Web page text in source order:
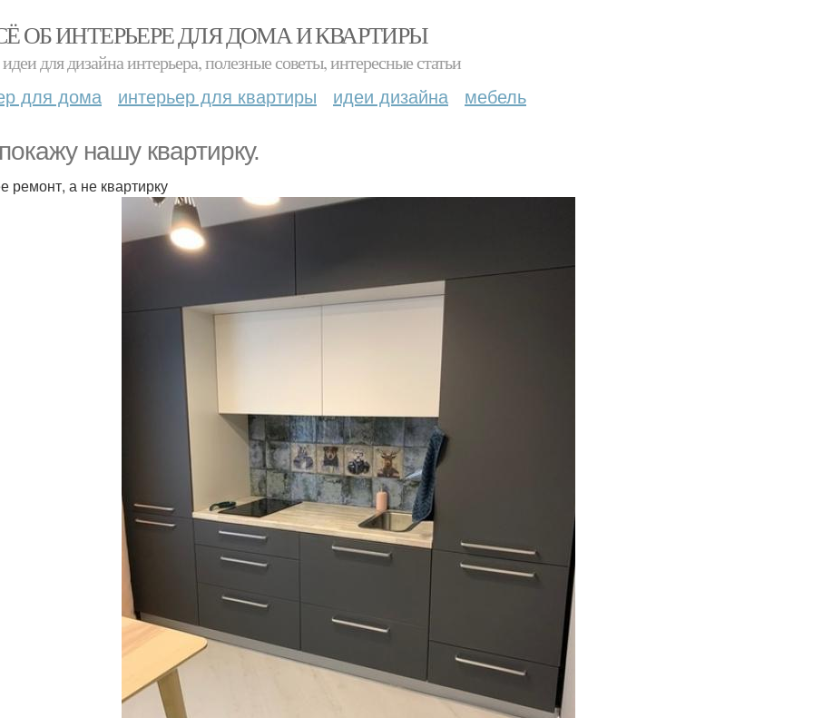
ОБ ИНТЕРЬЕРЕ ДЛЯ ДОМА И КВАРТИРЫ
для дизайна интерьера, полезные советы, интересные статьи
для дома интерьер для квартиры идеи дизайна мебель
нашу квартирку.
ремонт, а не квартирку